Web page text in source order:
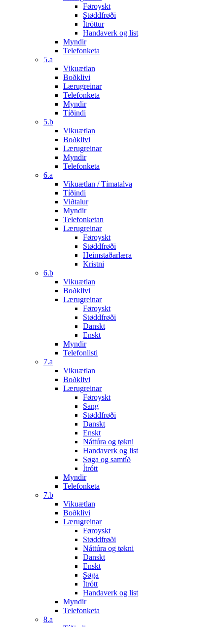
Føroyskt
Støddfrøði
Ítróttur
Handaverk og list
Myndir
Telefonketa
5.a
Vikuætlan
Boðklivi
Lærugreinar
Telefonketa
Myndir
Tíðindi
5.b
Vikuætlan
Boðklivi
Lærugreinar
Myndir
Telefonketa
6.a
Vikuætlan / Tímatalva
Tíðindi
Viðtalur
Myndir
Telefonketan
Lærugreinar
Føroyskt
Støddfrøði
Heimstaðarlæra
Kristni
6.b
Vikuætlan
Boðklivi
Lærugreinar
Føroyskt
Støddfrøði
Danskt
Enskt
Myndir
Telefonlisti
7.a
Vikuætlan
Boðklivi
Lærugreinar
Føroyskt
Sang
Støddfrøði
Danskt
Enskt
Náttúra og tøkni
Handaverk og list
Søga og samtíð
Ítrótt
Myndir
Telefonketa
7.b
Vikuætlan
Boðklivi
Lærugreinar
Føroyskt
Støddfrøði
Náttúra og tøkni
Danskt
Enskt
Søga
Ítrótt
Handaverk og list
Myndir
Telefonketa
8.a